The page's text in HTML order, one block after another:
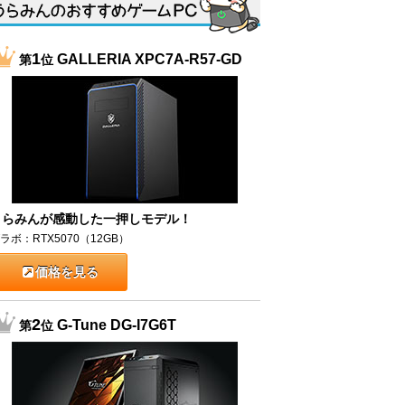
第1位GALLERIA XPC7A-R57-GD
みんが感動した一押しモデル！
ボ：RTX5070（12GB）
価格を見る
第2位G-Tune DG-I7G6T